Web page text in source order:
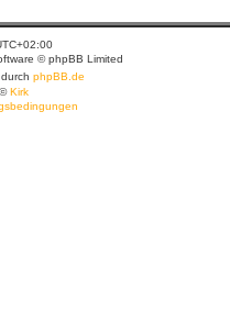
© phpBB Limited
durchphpBB.de
Kirk